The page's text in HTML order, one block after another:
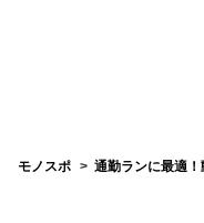
モノスポ 通勤ランに最適！